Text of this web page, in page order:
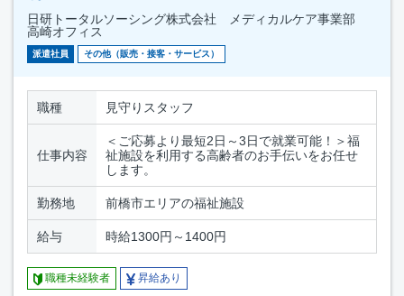
日研トータルソーシング株式会社 メディカルケア事業部
高崎オフィス
派遣社員 その他（販売・接客・サービス）
職種 見守りスタッフ
仕事内容
＜ご応募より最短2日～3日で就業可能！＞福
祉施設を利用する高齢者のお手伝いをお任せ
します。
勤務地 前橋市エリアの福祉施設
給与 時給1300円～1400円
職種未経験者 昇給あり